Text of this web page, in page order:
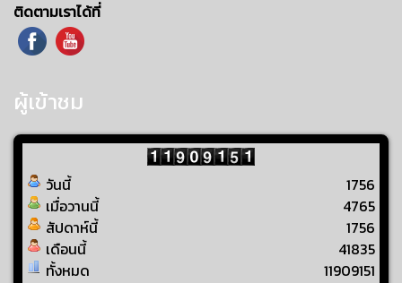
ติดตามเราได้ที่
ผู้เข้าชม
วันนี้
เมื่อวานนี้
สัปดาห์นี้
เดือนนี้
ทั้งหมด
1756
4765
1756
41835
11909151